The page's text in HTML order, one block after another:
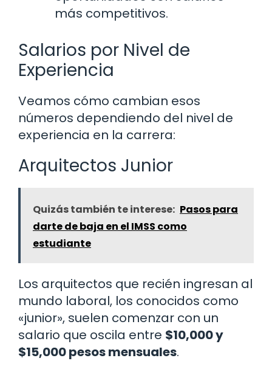
más competitivos.
Salarios por Nivel de
Experiencia
Veamos cómo cambian esos
números dependiendo del nivel de
experiencia en la carrera:
Arquitectos Junior
Quizás también te interese: Pasos para
darte de baja en el IMSS como
estudiante
Los arquitectos que recién ingresan al
mundo laboral, los conocidos como
«junior», suelen comenzar con un
salario que oscila entre $10,000 y
$15,000 pesos mensuales.